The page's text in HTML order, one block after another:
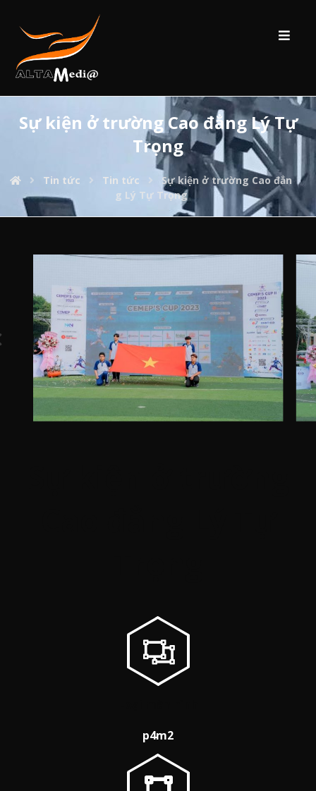
Sự kiện ở trường Cao đẳng Lý Tự
Trọng
Tin tức Tin tức
Sự kiện ở trường Cao đẳn
g Lý Tự Trọng
p4m2